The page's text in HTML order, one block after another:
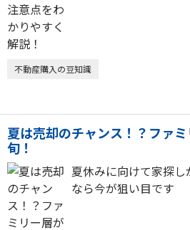
不動産購入の豆知識
夏は売却のチャンス！？ファ
旬！
夏休みに向けて家探
なら今が狙い目です